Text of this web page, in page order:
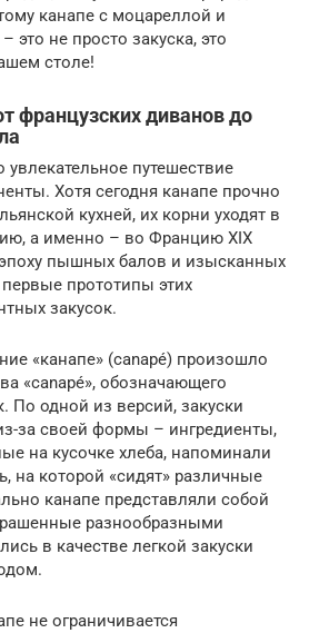
канапе с моцареллой и
не просто закуска, это
столе!
французских диванов до
увлекательное путешествие
Хотя сегодня канапе прочно
кухней, их корни уходят в
а именно – во Францию XIX
пышных балов и изысканных
прототипы этих
закусок.
«канапе» (canapé) произошло
«canapé», обозначающего
По одной из версий, закуски
за своей формы – ингредиенты,
на кусочке хлеба, напоминали
на которой «сидят» различные
канапе представляли собой
разнообразными
в качестве легкой закуски
не ограничивается